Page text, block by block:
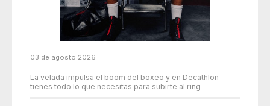
03 de agosto 2026
La velada impulsa el boom del boxeo y en Decathlon
tienes todo lo que necesitas para subirte al ring